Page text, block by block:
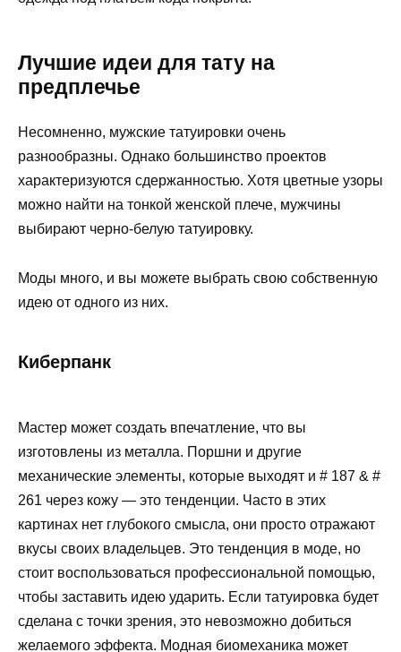
Лучшие идеи для тату на
предплечье
Несомненно, мужские татуировки очень
разнообразны. Однако большинство проектов
характеризуются сдержанностью. Хотя цветные узоры
можно найти на тонкой женской плече, мужчины
выбирают черно-белую татуировку.
Моды много, и вы можете выбрать свою собственную
идею от одного из них.
Киберпанк
Мастер может создать впечатление, что вы
изготовлены из металла. Поршни и другие
механические элементы, которые выходят и # 187 & #
261 через кожу — это тенденции. Часто в этих
картинах нет глубокого смысла, они просто отражают
вкусы своих владельцев. Это тенденция в моде, но
стоит воспользоваться профессиональной помощью,
чтобы заставить идею ударить. Если татуировка будет
сделана с точки зрения, это невозможно добиться
желаемого эффекта. Модная биомеханика может